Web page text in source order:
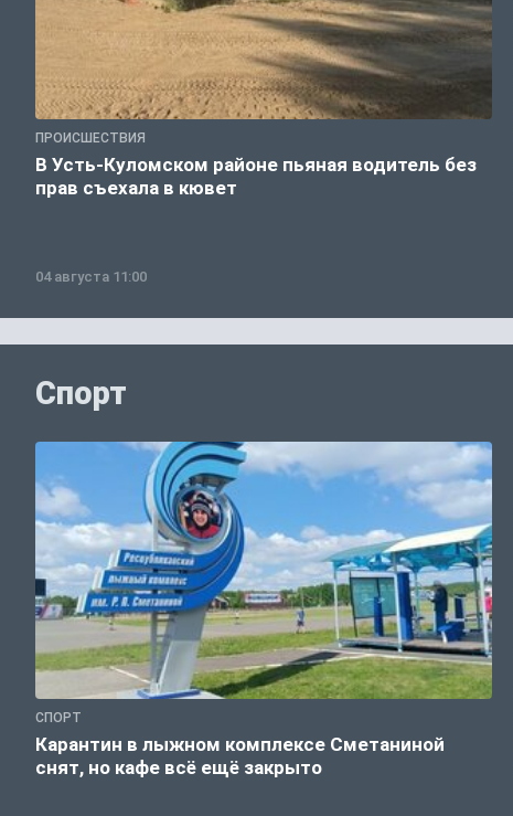
ПРОИСШЕСТВИЯ
В Усть-Куломском районе пьяная водитель без
прав съехала в кювет
04 августа 11:00
Спорт
СПОРТ
Карантин в лыжном комплексе Сметаниной
снят, но кафе всё ещё закрыто